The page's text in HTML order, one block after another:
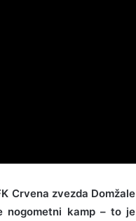
Crvena zvezda Domžale
nogometni kamp – to je